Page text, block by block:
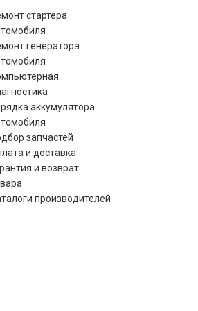
шлицов
10 pcs
50 mm
стартера
генератора
аккумулятора
запчастей
и доставка
и возврат
производителей